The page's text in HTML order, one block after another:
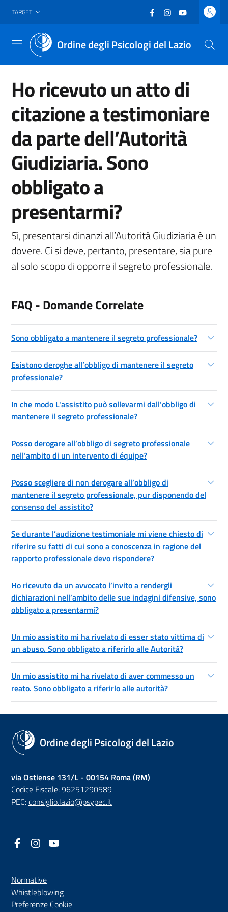
Vai al header
Vai al contenuto principale
Vai al footer
TARGET Facebook
(nuova scheda -
Instagram
(nuova scheda
YouTube
(nuova
Ordine degli Psicologi del Lazio
Menu
Ho ricevuto un atto di
citazione a testimoniare
da parte dell’Autorità
Giudiziaria. Sono
obbligato a
presentarmi?
Sì, presentarsi dinanzi all’Autorità Giudiziaria è un
dovere. Ci si deve, pertanto, presentare, sia pure
al solo scopo di opporre il segreto professionale.
FAQ - Domande Correlate
Sono obbligato a mantenere il segreto professionale?
Esistono deroghe all’obbligo di mantenere il segreto
professionale?
In che modo L'assistito può sollevarmi dall’obbligo di
mantenere il segreto professionale?
Posso derogare all’obbligo di segreto professionale
nell’ambito di un intervento di équipe?
Posso scegliere di non derogare all’obbligo di
mantenere il segreto professionale, pur disponendo del
consenso del assistito?
Se durante l’audizione testimoniale mi viene chiesto di
riferire su fatti di cui sono a conoscenza in ragione del
rapporto professionale devo rispondere?
Ho ricevuto da un avvocato l’invito a rendergli
dichiarazioni nell’ambito delle sue indagini difensive, sono
obbligato a presentarmi?
Un mio assistito mi ha rivelato di esser stato vittima di
un abuso. Sono obbligato a riferirlo alle Autorità?
Un mio assistito mi ha rivelato di aver commesso un
reato. Sono obbligato a riferirlo alle autorità?
Ordine degli Psicologi del Lazio
via Ostiense 131/L - 00154 Roma (RM)
Codice Fiscale: 96251290589
PEC:consiglio.lazio@psypec.it
Facebook
(nuova scheda - new tab)
Instagram
(nuova scheda - new tab)
Normative
Whistleblowing(nuova scheda - new tab)
Preferenze Cookie